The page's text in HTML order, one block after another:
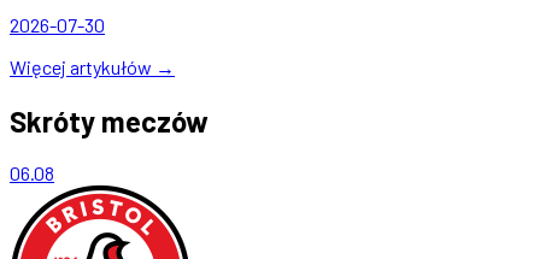
2026-07-30
Więcej artykułów →
Skróty meczów
06.08